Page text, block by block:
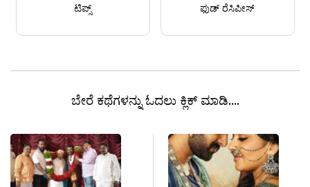
ಟಿಪ್ಸ್
ಫುಡ್ ರೆಸಿಪೀಸ್
ಬೇರೆ ಕಥೆಗಳನ್ನು ಓದಲು ಕ್ಲಿಕ್ ಮಾಡಿ....